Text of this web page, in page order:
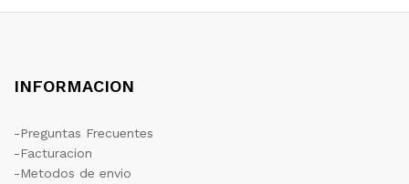
INFORMACION
-Preguntas Frecuentes
-Facturacion
-Metodos de envio